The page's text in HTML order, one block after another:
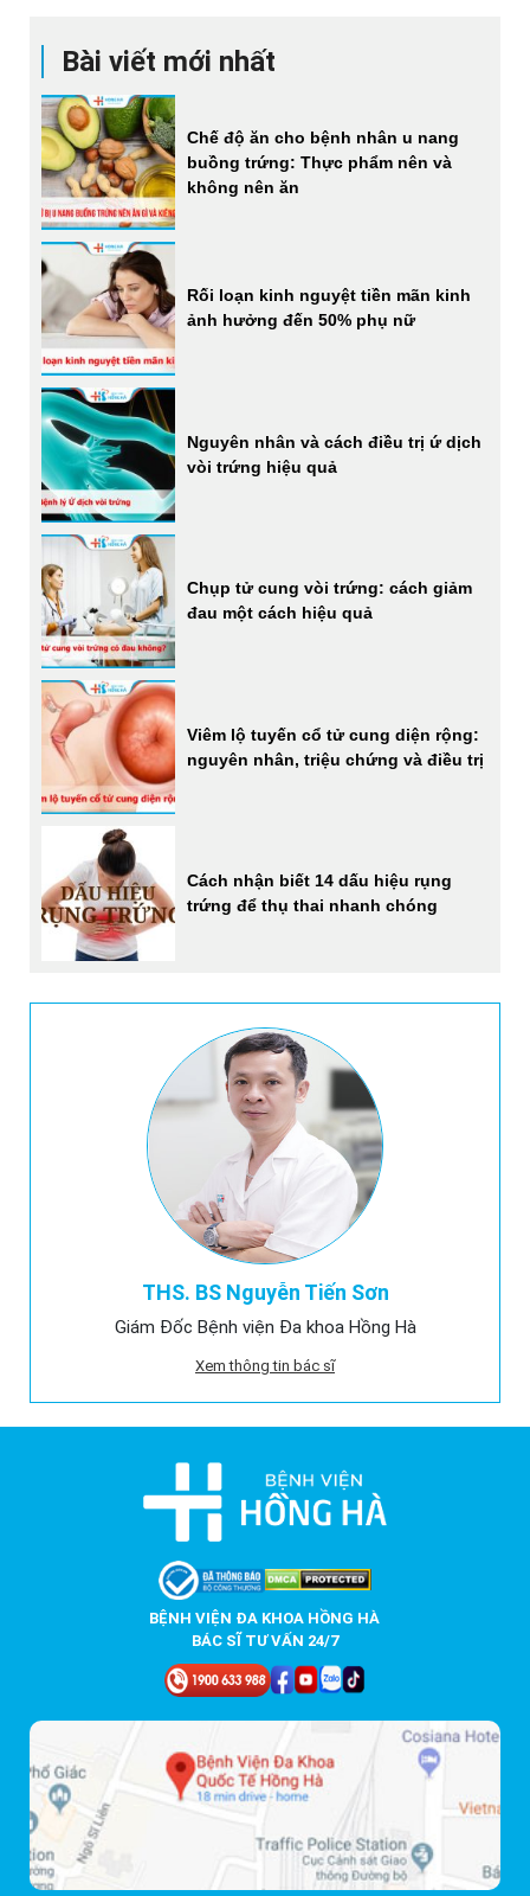
THS. BS Nguyễn Tiến Sơn
Giám Đốc Bệnh viện Đa khoa Hồng Hà
Xem thông tin bác sĩ
Bài viết mới nhất
Chế độ ăn cho bệnh nhân u nang
buồng trứng: Thực phẩm nên và
không nên ăn
Rối loạn kinh nguyệt tiền mãn kinh
ảnh hưởng đến 50% phụ nữ
Nguyên nhân và cách điều trị ứ dịch
vòi trứng hiệu quả
Chụp tử cung vòi trứng: cách giảm
đau một cách hiệu quả
Viêm lộ tuyến cổ tử cung diện rộng:
nguyên nhân, triệu chứng và điều trị
Cách nhận biết 14 dấu hiệu rụng
trứng để thụ thai nhanh chóng
BỆNH VIỆN ĐA KHOA HỒNG HÀ
BÁC SĨ TƯ VẤN 24/7